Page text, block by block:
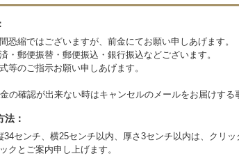
恐縮ではございますが、前金にてお願い申しあげます。
・郵便振替・郵便振込・銀行振込などございます。
等のご指示お願い申しあげます。
の確認が出来ない時はキャンセルのメールをお届けする
法：
34センチ、横25センチ以内、厚さ3センチ以内は、クリ
クとご案内申し上げます。